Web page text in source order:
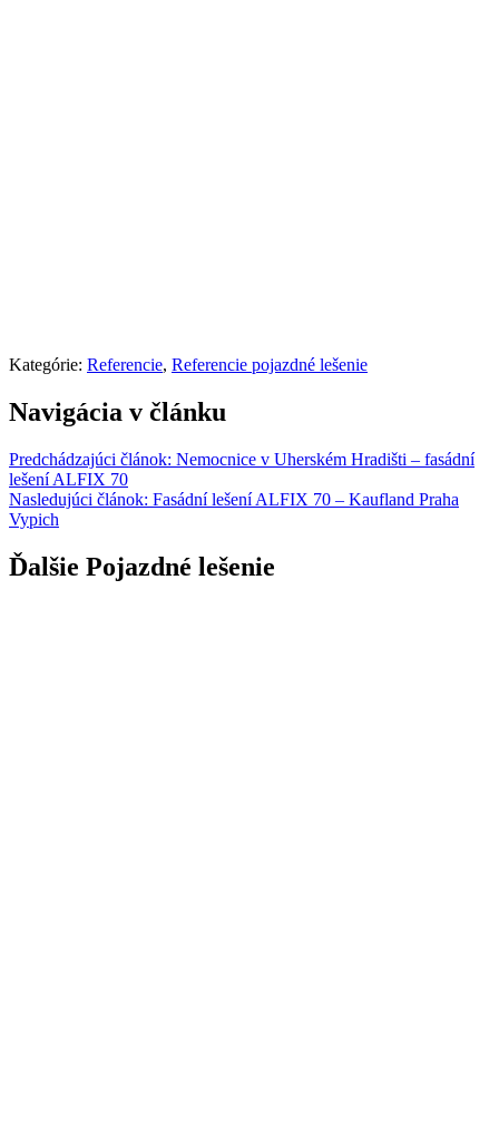
Kategórie: Referencie, Referencie pojazdné lešenie
Navigácia v článku
Predchádzajúci článok: Nemocnice v Uherském Hradišti – fasádní
lešení ALFIX 70
Nasledujúci článok: Fasádní lešení ALFIX 70 – Kaufland Praha
Vypich
Ďalšie Pojazdné lešenie